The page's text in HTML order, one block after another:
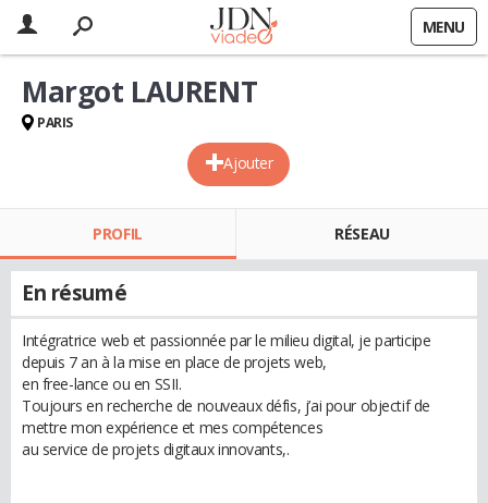
MENU
Ajouter
Margot LAURENT
PARIS
PROFIL RÉSEAU
En résumé
Intégratrice web et passionnée par le milieu digital, je participe
depuis 7 an à la mise en place de projets web,
en free-lance ou en SSII.
Toujours en recherche de nouveaux défis, j’ai pour objectif de
mettre mon expérience et mes compétences
au service de projets digitaux innovants,.